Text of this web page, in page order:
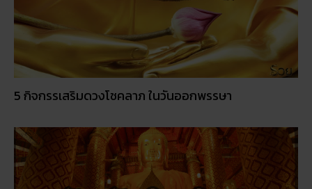
5 กิจกรรเสริมดวงโชคลาภ ในวันออกพรรษา